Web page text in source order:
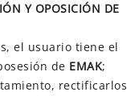
Y OPOSICIÓN DE
el usuario tiene el
de EMAK;
rectificarlos